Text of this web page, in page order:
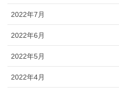
2022年7月
2022年6月
2022年5月
2022年4月